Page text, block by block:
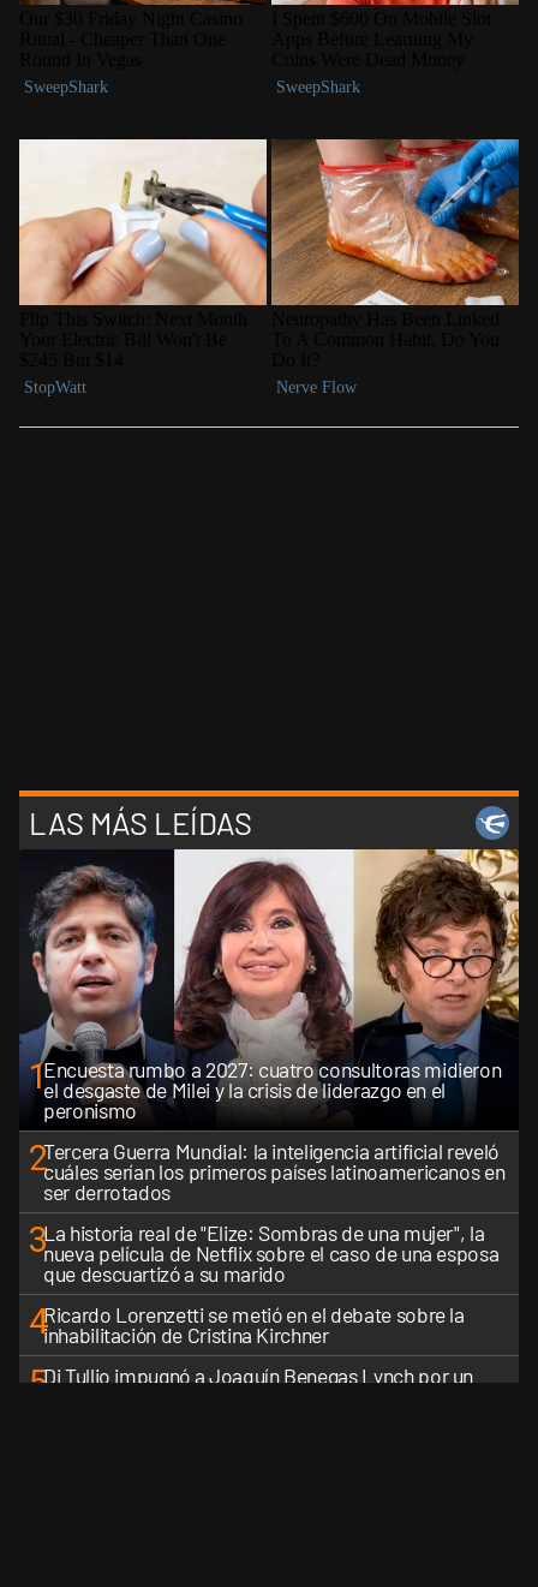
LAS MÁS LEÍDAS
1Encuesta rumbo a 2027: cuatro consultoras midieron
el desgaste de Milei y la crisis de liderazgo en el
peronismo
2Tercera Guerra Mundial: la inteligencia artificial reveló
cuáles serían los primeros países latinoamericanos en
ser derrotados
3La historia real de "Elize: Sombras de una mujer", la
nueva película de Netflix sobre el caso de una esposa
que descuartizó a su marido
4Ricardo Lorenzetti se metió en el debate sobre la
inhabilitación de Cristina Kirchner
5Di Tullio impugnó a Joaquín Benegas Lynch por un